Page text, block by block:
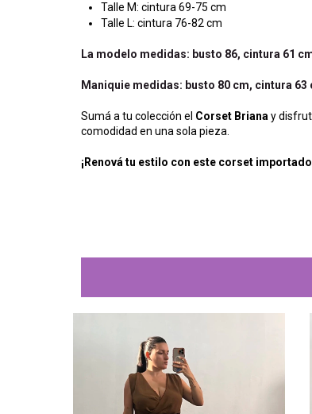
Talle M: cintura 69-75 cm
Talle L: cintura 76-82 cm
La modelo medidas: busto 86, cintura 61
Maniquie medidas: busto 80 cm, cintura
Sumá a tu colección el Corset Brianay
comodidad en una sola pieza.
¡Renová tu estilo con este corset